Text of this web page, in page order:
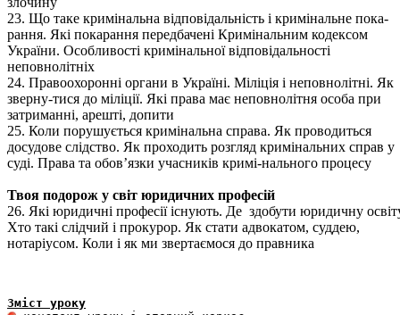
23. Що таке кримінальна відповідальність і кримінальне пока-
рання. Які покарання передбачені Кримінальним кодексом
України. Особливості кримінальної відповідальності
неповнолітніх
24. Правоохоронні органи в Україні. Міліція і неповнолітні. Як
зверну-тися до міліції. Які права має неповнолітня особа при
затриманні, арешті, допити
25. Коли порушується кримінальна справа. Як проводиться
досудове слідство. Як проходить розгляд кримінальних справ у
суді. Права та обов’язки учасників кримі-нального процесу
Твоя подорож у світ юридичних професій
26. Які юридичні професії існують. Де здобути юридичну
Хто такі слідчий і прокурор. Як стати адвокатом, суддею,
нотаріусом. Коли і як ми звертаємося до правника
Зміст уроку